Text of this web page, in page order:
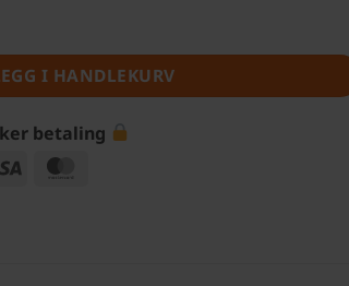
I HANDLEKURV
betaling
Visa